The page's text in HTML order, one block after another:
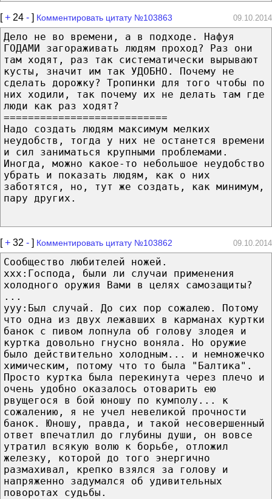
[+ 24 - ] Комментировать цитату №103863 09.10.2014
Дело не во времени, а в подходе. Нафуя
ГОДАМИ загораживать людям проход? Раз они
там ходят, раз так систематически вырывают
кусты, значит им так УДОБНО. Почему не
сделать дорожку? Тропинки для того чтобы по
них ходили, так почему их не делать там где
люди как раз ходят?
===========================
Надо создать людям максимум мелких
неудобств, тогда у них не останется времени
и сил заниматься крупными проблемами.
Иногда, можно какое-то небольшое неудобство
убрать и показать людям, как о них
заботятся, но, тут же создать, как минимум,
пару других.
[+ 32 - ] Комментировать цитату №103862 09.10.2014
Сообщество любителей ножей.
xxx:Господа, были ли случаи применения
холодного оружия Вами в целях самозащиты?
...
yyy:Был случай. До сих пор сожалею. Потому
что одна из двух лежавших в карманах куртки
банок с пивом лопнула об голову злодея и
куртка довольно гнусно воняла. Но оружие
было действительно холодным... и немножечко
химическим, потому что то была "Балтика".
Просто куртка была перекинута через плечо и
очень удобно оказалось отоварить ею
рвущегося в бой юношу по кумполу... к
сожалению, я не учел невеликой прочности
банок. Юношу, правда, и такой несовершенный
ответ впечатлил до глубины души, он вовсе
утратил всякую волю к борьбе, отложил
железку, которой до того энергично
размахивал, крепко взялся за голову и
напряженно задумался об удивительных
поворотах судьбы.